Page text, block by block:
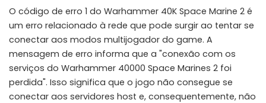
O código de erro 1 do Warhammer 40K Space Marine 2 é
um erro relacionado à rede que pode surgir ao tentar se
conectar aos modos multijogador do game. A
mensagem de erro informa que a "conexão com os
serviços do Warhammer 40000 Space Marines 2 foi
perdida". Isso significa que o jogo não consegue se
conectar aos servidores host e, consequentemente, não